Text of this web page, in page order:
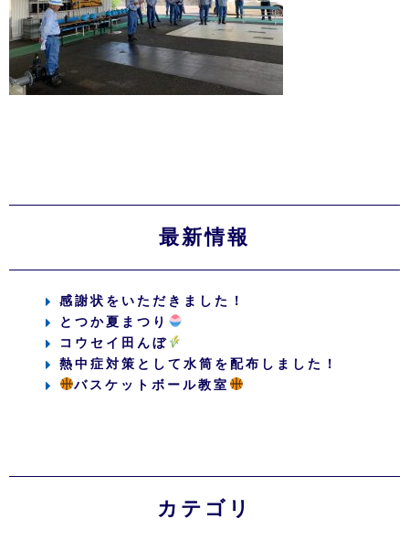
最新情報
感謝状をいただきました！
とつか夏まつり
コウセイ田んぼ
熱中症対策として水筒を配布しました！
バスケットボール教室
カテゴリ